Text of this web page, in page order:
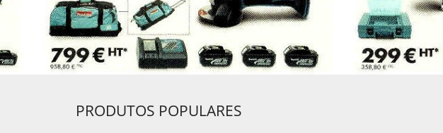
http://systematic1.fr/toolstore/scies-
materiaux/5-scie-a-brique-masonry-
900f.html
PRODUTOS POPULARES